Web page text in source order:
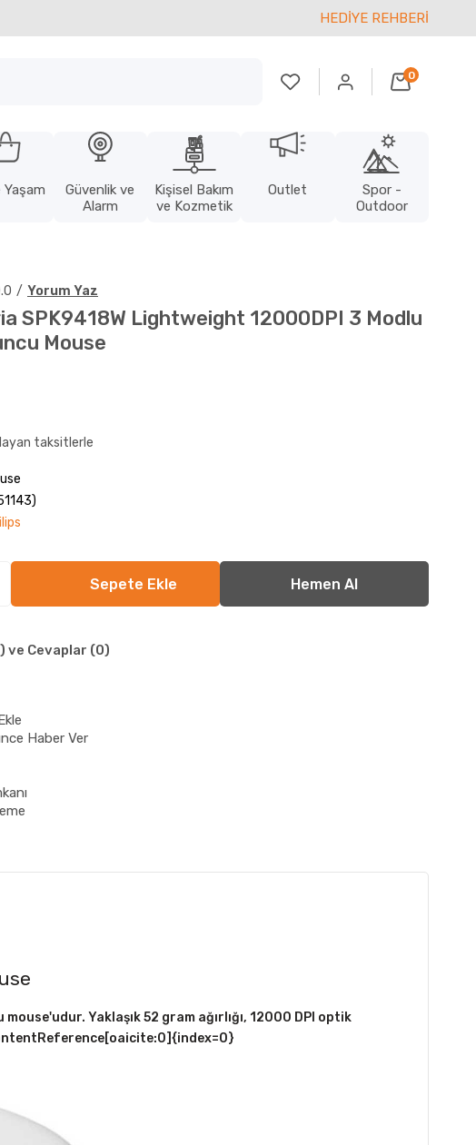
HEDİYE REHBERİ
0
Yaşam
Güvenlik ve
Alarm
Kişisel Bakım
ve Kozmetik
Outlet
Spor -
Outdoor
Yorum Yaz
SPK9418W Lightweight 12000DPI 3 Modlu
Mouse
taksitlerle
ve Cevaplar (0)
Haber Ver
Yaklaşık 52 gram ağırlığı, 12000 DPI optik